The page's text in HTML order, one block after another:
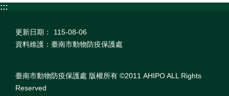
:::
更新日期：
115-08-06
資料維護：臺南市動物防疫保護處
臺南市動物防疫保護處 版權所有 ©2011 AHIPO ALL Rights
Reserved